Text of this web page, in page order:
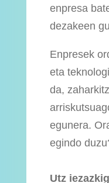
enpresa
dezakeen
Enpresek
eta
da,
egunera.
egindo
Utz